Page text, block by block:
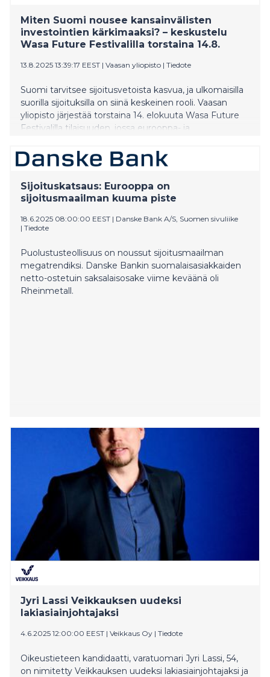
Miten Suomi nousee kansainvälisten
investointien kärkimaaksi? – keskustelu
Wasa Future Festivalilla torstaina 14.8.
13.8.2025 13:39:17 EEST | Vaasan yliopisto | Tiedote
Suomi tarvitsee sijoitusvetoista kasvua, ja ulkomaisilla
suorilla sijoituksilla on siinä keskeinen rooli. Vaasan
yliopisto järjestää torstaina 14. elokuuta Wasa Future
Festivalilla tilaisuuden, jossa eurooppa- ja
Asianajotoimiston osakas Casper Herler, Gasgrid
Finlandin toimitusjohtaja Olli Sipilä, kansanedustaja
Ryhänen ja Vaasan yliopiston rehtori Minna
Martikainen keskustelevat siitä, miten Suomesta
voidaan tehdä johtava kansainvälinen
investointikohde.
Sijoituskatsaus: Eurooppa on
sijoitusmaailman kuuma piste
18.6.2025 08:00:00 EEST | Danske Bank A/S, Suomen sivuliike
| Tiedote
Puolustusteollisuus on noussut sijoitusmaailman
megatrendiksi. Danske Bankin suomalaisasiakkaiden
netto-ostetuin saksalaisosake viime keväänä oli
Rheinmetall.
Jyri Lassi Veikkauksen uudeksi
lakiasiainjohtajaksi
4.6.2025 12:00:00 EEST | Veikkaus Oy | Tiedote
Oikeustieteen kandidaatti, varatuomari Jyri Lassi, 54,
on nimitetty Veikkauksen uudeksi lakiasiainjohtajaksi ja